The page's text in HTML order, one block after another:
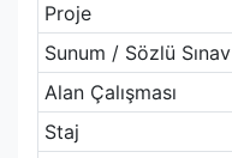
Proje
Sunum / Sözlü Sınav
Alan Çalışması
Staj